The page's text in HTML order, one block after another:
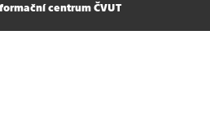
centrum ČVUT